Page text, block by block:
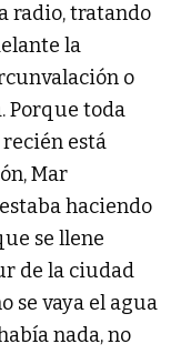
radio, tratando
la
o
Porque toda
está
Mar
haciendo
se llene
de la ciudad
se vaya el agua
nada, no